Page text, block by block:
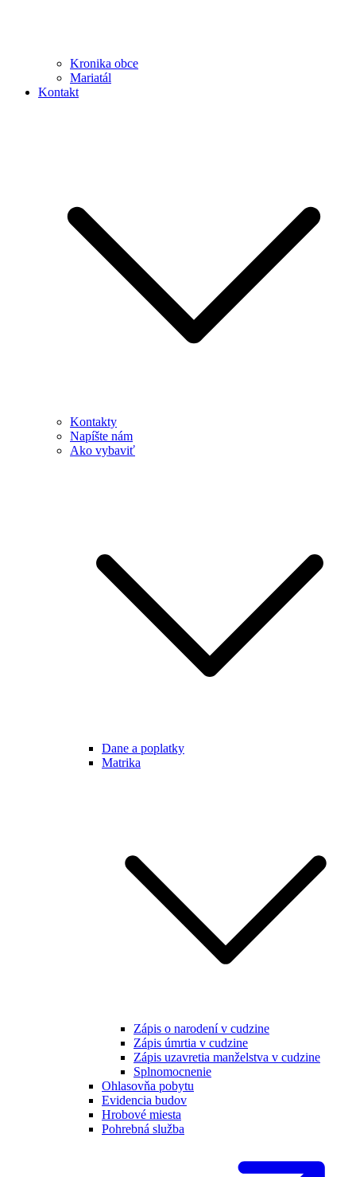
Kronika obce
Mariatál
Kontakt
Kontakty
Napíšte nám
Ako vybaviť
Dane a poplatky
Matrika
Zápis o narodení v cudzine
Zápis úmrtia v cudzine
Zápis uzavretia manželstva v cudzine
Splnomocnenie
Ohlasovňa pobytu
Evidencia budov
Hrobové miesta
Pohrebná služba